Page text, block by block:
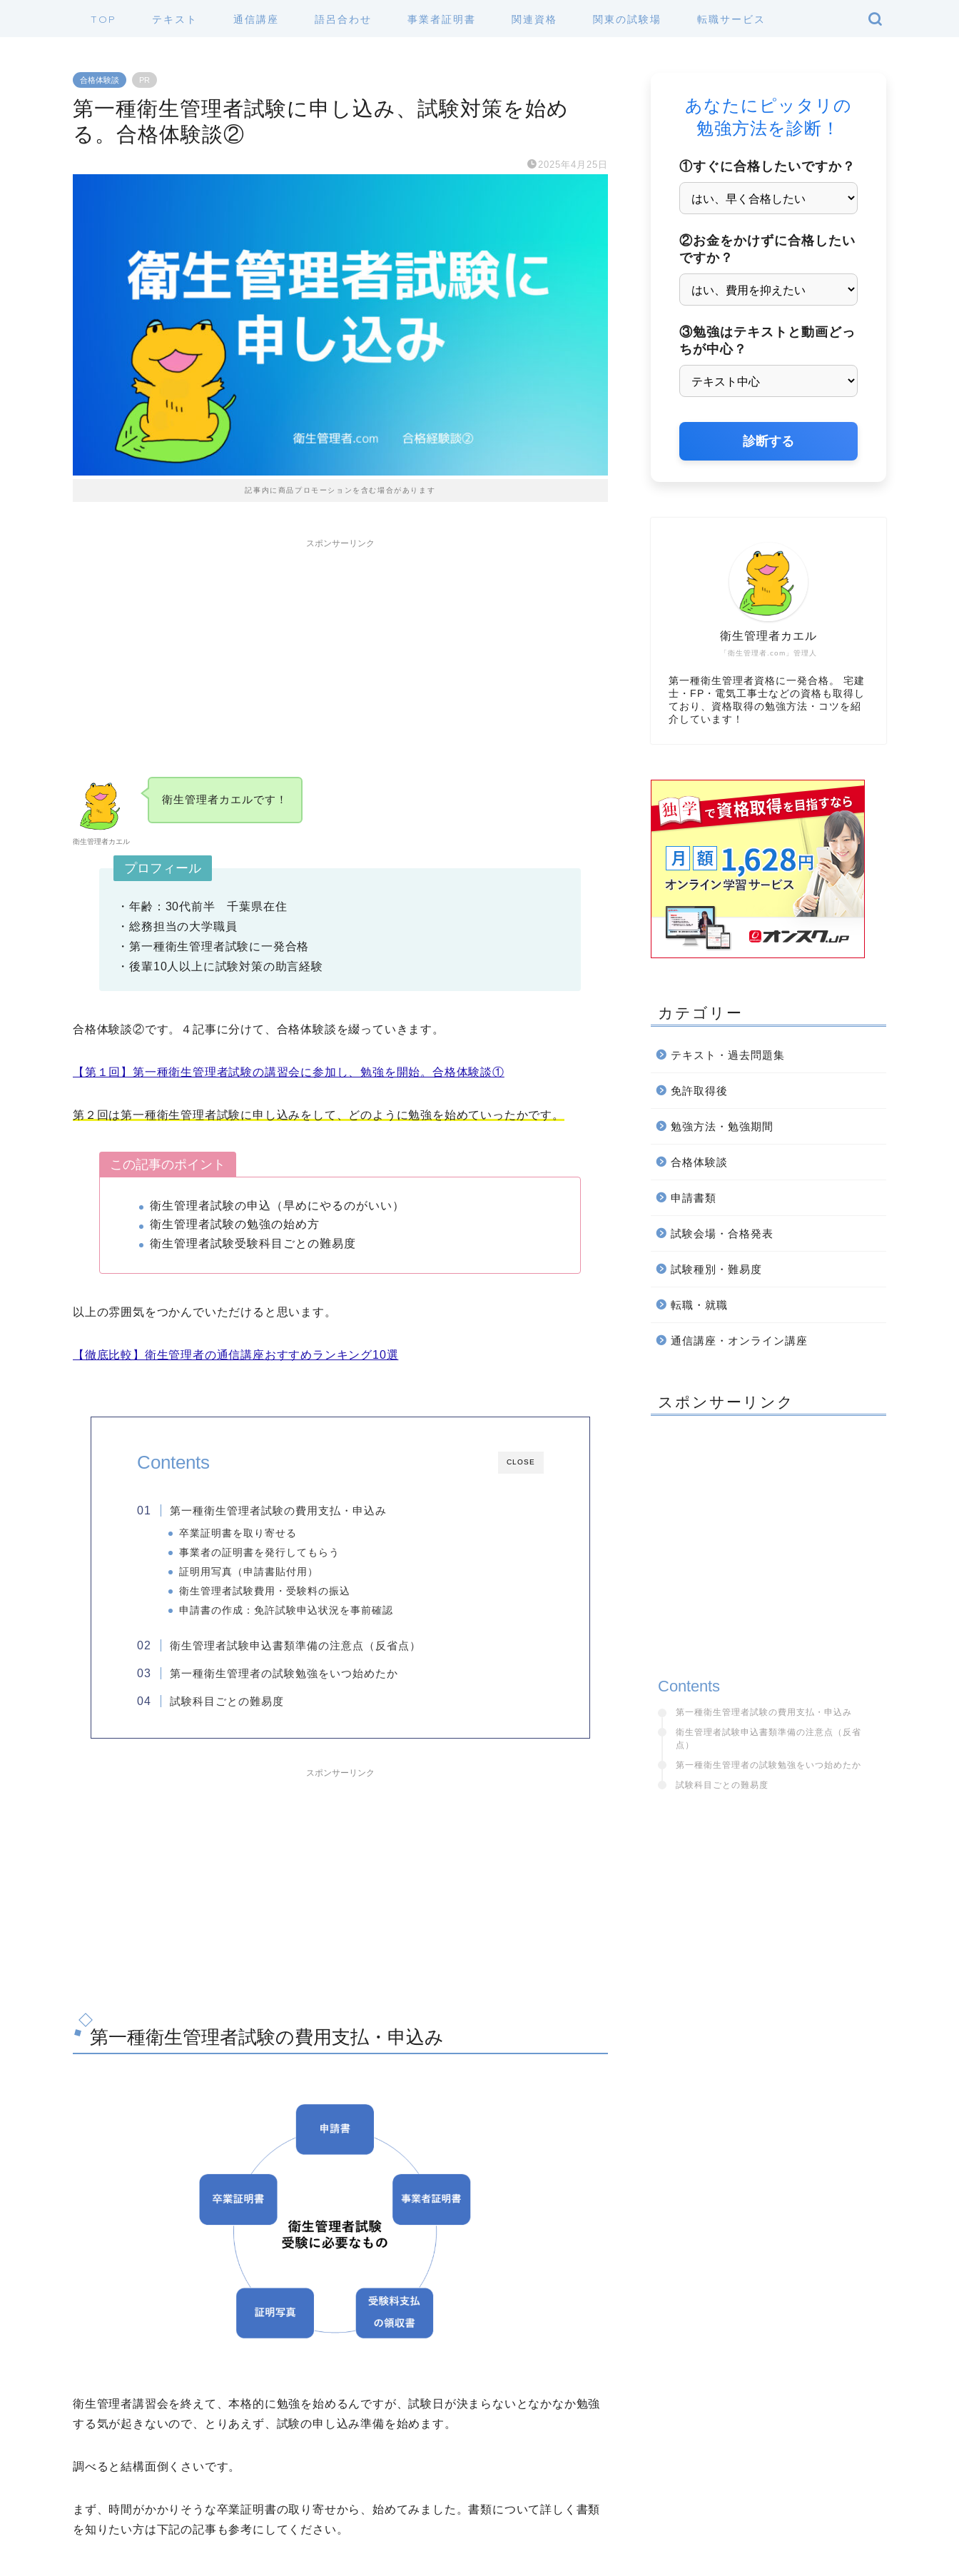
TOP テキスト 通信講座 語呂合わせ 事業者証明書 関連資格 関東の試験場 転職サービス
合格体験談 PR
第一種衛生管理者試験に申し込み、試験対策を始め
る。合格体験談②
2025年4月25日
記事内に商品プロモーションを含む場合があります
スポンサーリンク
衛生管理者カエル
衛生管理者カエルです！
プロフィール
・年齢：30代前半 千葉県在住
・総務担当の大学職員
・第一種衛生管理者試験に一発合格
・後輩10人以上に試験対策の助言経験
合格体験談②です。４記事に分けて、合格体験談を綴っていきます。
【第１回】第一種衛生管理者試験の講習会に参加し、勉強を開始。合格体験談①
第２回は第一種衛生管理者試験に申し込みをして、どのように勉強を始めていったかです。
この記事のポイント
衛生管理者試験の申込（早めにやるのがいい）
衛生管理者試験の勉強の始め方
衛生管理者試験受験科目ごとの難易度
以上の雰囲気をつかんでいただけると思います。
【徹底比較】衛生管理者の通信講座おすすめランキング10選
CLOSE
Contents
第一種衛生管理者試験の費用支払・申込み
卒業証明書を取り寄せる
事業者の証明書を発行してもらう
証明用写真（申請書貼付用）
衛生管理者試験費用・受験料の振込
申請書の作成：免許試験申込状況を事前確認
衛生管理者試験申込書類準備の注意点（反省点）
第一種衛生管理者の試験勉強をいつ始めたか
試験科目ごとの難易度
スポンサーリンク
第一種衛生管理者試験の費用支払・申込み
衛生管理者講習会を終えて、本格的に勉強を始めるんですが、試験日が決まらないとなかなか勉強
する気が起きないので、とりあえず、試験の申し込み準備を始めます。
調べると結構面倒くさいです。
まず、時間がかかりそうな卒業証明書の取り寄せから、始めてみました。書類について詳しく書類
を知りたい方は下記の記事も参考にしてください。
あなたにピッタリの
勉強方法を診断！
①すぐに合格したいですか？
②お金をかけずに合格したい
ですか？
③勉強はテキストと動画どっ
ちが中心？
診断する
「衛生管理者.com」管理人
衛生管理者カエル
第一種衛生管理者資格に一発合格。 宅建
士・FP・電気工事士などの資格も取得し
ており、資格取得の勉強方法・コツを紹
介しています！
カテゴリー
テキスト・過去問題集
免許取得後
勉強方法・勉強期間
合格体験談
申請書類
試験会場・合格発表
試験種別・難易度
転職・就職
通信講座・オンライン講座
スポンサーリンク
Contents
第一種衛生管理者試験の費用支払・申込み
衛生管理者試験申込書類準備の注意点（反省
点）
第一種衛生管理者の試験勉強をいつ始めたか
試験科目ごとの難易度